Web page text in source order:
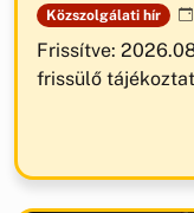
Közszolgálati hír
Frissítve:
frissülő